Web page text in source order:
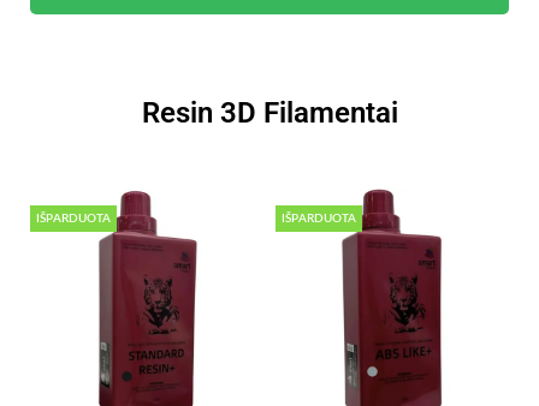
Resin 3D Filamentai
IŠPARDUOTA IŠPARDUOTA